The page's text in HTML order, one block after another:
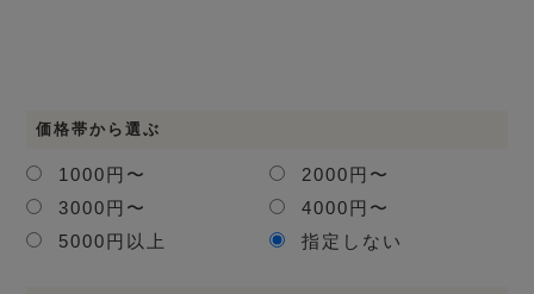
価格帯から選ぶ
1000円〜
2000円〜
3000円〜
4000円〜
5000円以上
指定しない